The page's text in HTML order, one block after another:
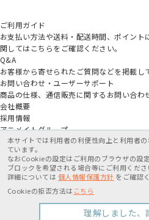
ご利用ガイド
お支払い方法や送料・配送時間、ポイント
関してはこちらをご確認ください。
Q&A
お客様から寄せられたご質問などを掲載し
お問い合わせ・ユーザーサポート
商品の仕様、通信販売に関するお問い合わ
会社概要
採用情報
アニメイトグループ
特定商取引法に基づく表記
Copyright movic
本サイトでは利用者の利便性向上と利用者
ています。
なおCookieの設定はご利用のブラウザの設
ブロックを希望される場合等にご利用くださ
詳細については 個人情報保護方針 をご確認
Cookieの拒否方法は こちら
理解しました、